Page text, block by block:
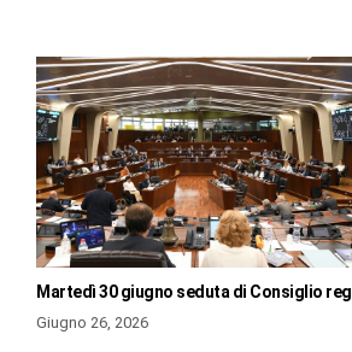
Martedì 30 giugno seduta di Consiglio
Giugno 26, 2026